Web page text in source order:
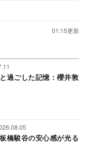
01:15更新
過ごした記憶：櫻井敦
橋駿谷の安心感が光る